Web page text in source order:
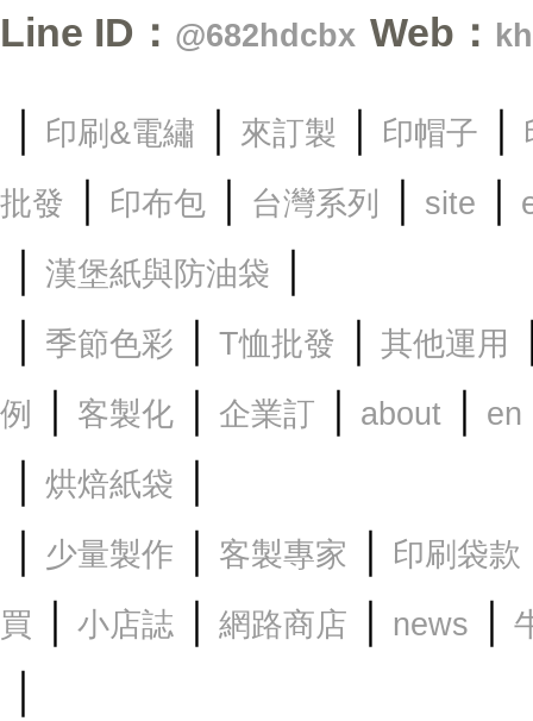
Line ID： @682hdcbx Web：
｜ 印刷&電繡 ｜ 來訂製 ｜ 印帽子 ｜
批發
｜ 印布包 ｜ 台灣系列 ｜ site ｜
｜ 漢堡紙與防油袋
｜
｜ 季節色彩 ｜ T恤批發 ｜ 其他運用
例 ｜ 客製化 ｜ 企業訂 ｜ about ｜ en
｜ 烘焙紙袋
｜
｜
少量製作 ｜ 客製專家 ｜ 印刷袋款
買 ｜ 小店誌 ｜ 網路商店 ｜ news ｜
｜